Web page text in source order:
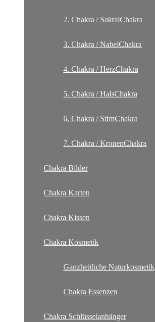
2. Chakra / SakralChakra
3. Chakra / NabelChakra
4. Chakra / HerzChakra
5. Chakra / HalsChakra
6. Chakra / StirnChakra
7. Chakra / KronenChakra
Chakra Bilder
Chakra Karten
Chakra Kissen
Chakra Kosmetik
Ganzheitliche Naturkosmetik
Chakra Essenzen
Chakra Schlüsselanhänger